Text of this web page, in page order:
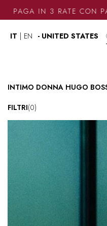
IN 3 RATE CON
IT EN - UNITED STATES
INTIMO DONNA HUGO
FILTRI(0)